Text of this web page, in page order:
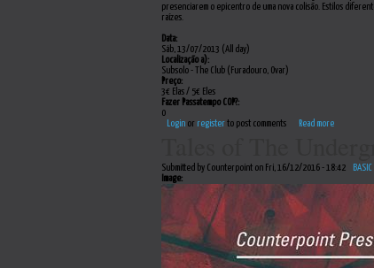
presenciarem o epicentro de uma nova colisão. Estilos
raízes.
Data:
Sáb, 13/07/2013 (All day)
Localização a):
Subsolo - The Club (Furadouro, Ovar)
Preço:
3€ Elas / 5€ Eles
Fazer Passatempo COP?:
0
Login or registerto post comments Read more
Submitted by Counterpoint on Fri, 16/12/2016 - 18:42 BASIC
Image: